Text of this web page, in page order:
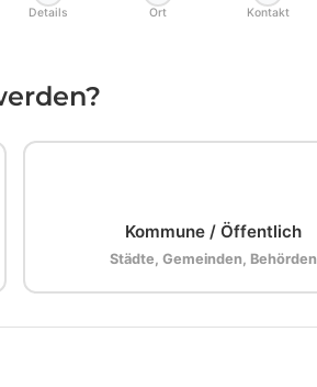
Details Ort Kontakt
Kommune / Öffentlich
Städte, Gemeinden, Behörden